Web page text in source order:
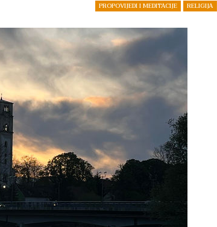
PROPOVIJEDI I MEDITACIJE RELIGIJA